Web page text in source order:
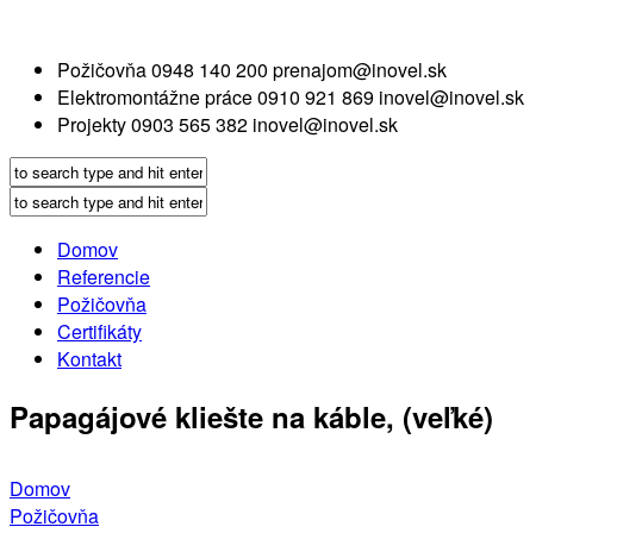
Požičovňa0948 140 200 prenajom@inovel.sk
Elektromontážne práce0910 921 869 inovel@inovel.sk
Projekty0903 565 382 inovel@inovel.sk
Domov
Referencie
Požičovňa
Certifikáty
Kontakt
Papagájové kliešte na káble, (veľké)
Domov
Požičovňa